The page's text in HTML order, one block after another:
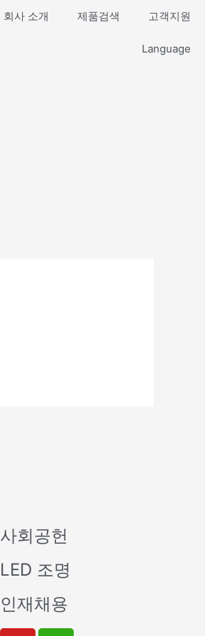
회사 소개 제품검색 고객지원
Language
사회공헌
LED 조명
인재채용